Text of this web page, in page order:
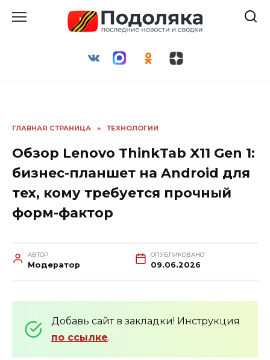
ГЛАВНАЯ СТРАНИЦА » ТЕХНОЛОГИИ
Обзор Lenovo ThinkTab X11 Gen 1:
бизнес-планшет на Android для
тех, кому требуется прочный
форм-фактор
АВТОР
Модератор
ОПУБЛИКОВАНО
09.06.2026
Добавь сайт в закладки! Инструкция
по ссылке.